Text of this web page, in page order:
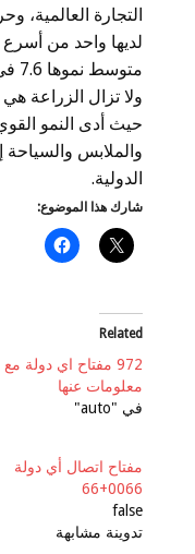
التجارة العالمية،
لديها واحد من أسرع
متوسط ​​نموها 7.6 في المائة على مدى العقد الماضي.
ولا تزال الزراعة
حيث أدى النمو
والملابس والسياحة
الدولية.
شارك هذا الموضوع:
Related
972 مفتاح اي دولة مع
معلومات عنها
في "auto"
مفتاح اتصال أي دولة
0066+66
false
تدوينة مشابهة